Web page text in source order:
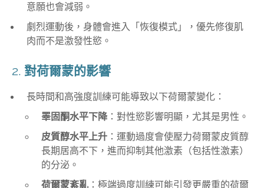
意願也會減弱。
劇烈運動後，身體會進入「恢復模式」，優先修復肌
肉而不是激發性慾。
2. 對荷爾蒙的影響
長時間和高強度訓練可能導致以下荷爾蒙變化：
睪固酮水平下降：對性慾影響明顯，尤其是男性。
皮質醇水平上升 ：運動過度會使壓力荷爾蒙皮質醇
長期居高不下，進而抑制其他激素（包括性激素）
的分泌。
荷爾蒙紊亂 ：極端過度訓練可能引發更嚴重的荷爾